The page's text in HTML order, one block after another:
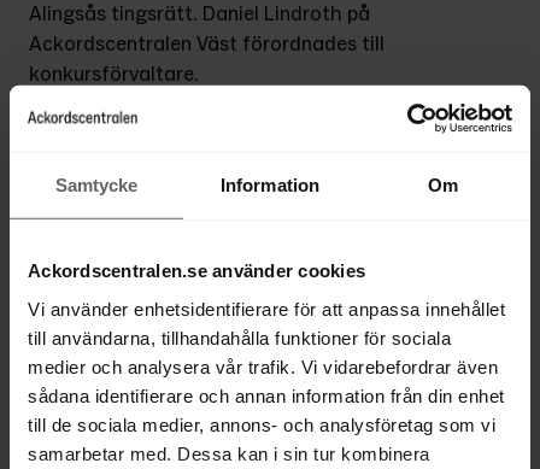
Samtycke Information Om
Ackordscentralen.se använder cookies
Vi använder enhetsidentifierare för att anpassa innehållet
till användarna, tillhandahålla funktioner för sociala
medier och analysera vår trafik. Vi vidarebefordrar även
sådana identifierare och annan information från din enhet
till de sociala medier, annons- och analysföretag som vi
samarbetar med. Dessa kan i sin tur kombinera
Alingsås tingsrätt. Daniel Lindroth på
Ackordscentralen Väst förordnades till
konkursförvaltare.
För att anmäla sin fordran i konkursen måste
konkursförvaltningen genom att anmäla sitt
Namn och postadress
Belopp
Vad fordringen avser